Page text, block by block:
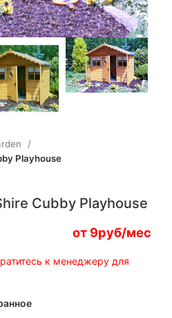
Playhouse
Cubby Playhouse
от 9руб/мес
к менеджеру для